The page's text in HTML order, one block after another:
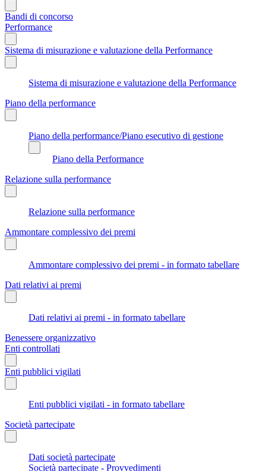
Bandi di concorso
Performance
Sistema di misurazione e valutazione della Performance
Sistema di misurazione e valutazione della Performance
Piano della performance
Piano della performance/Piano esecutivo di gestione
Piano della Performance
Relazione sulla performance
Relazione sulla performance
Ammontare complessivo dei premi
Ammontare complessivo dei premi - in formato tabellare
Dati relativi ai premi
Dati relativi ai premi - in formato tabellare
Benessere organizzativo
Enti controllati
Enti pubblici vigilati
Enti pubblici vigilati - in formato tabellare
Società partecipate
Dati società partecipate
Società partecipate - Provvedimenti